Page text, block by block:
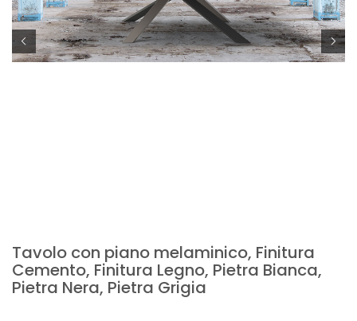
Tavolo con piano melaminico, Finitura
Cemento, Finitura Legno, Pietra Bianca,
Pietra Nera, Pietra Grigia